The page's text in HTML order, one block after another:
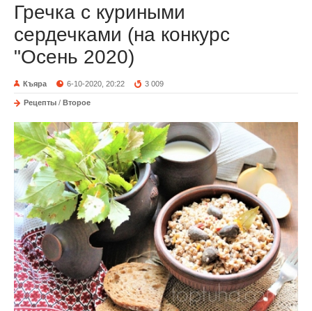
Гречка с куриными
сердечками (на конкурс
"Осень 2020)
Къяра 6-10-2020, 20:22 3 009
Рецепты / Второе